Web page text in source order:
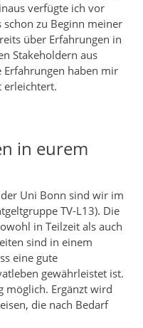
verfügte ich vor
zu Beginn meiner
über Erfahrungen in
Stakeholdern aus
Erfahrungen haben mir
erleichtert.
in eurem
Uni Bonn sind wir im
TV-L13). Die
in Teilzeit als auch
sind in einem
eine gute
gewährleistet ist.
möglich. Ergänzt wird
die nach Bedarf